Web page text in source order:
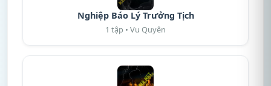
Nghiệp Báo Lý Trưởng Tịch
1 tập • Vu Quyên